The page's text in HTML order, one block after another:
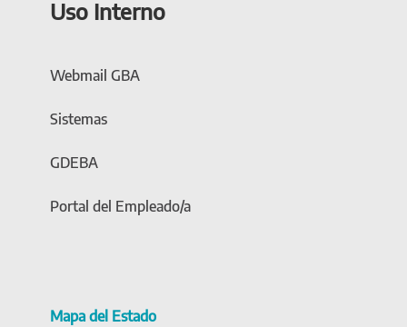
Uso Interno
Webmail GBA
Sistemas
GDEBA
Portal del Empleado/a
Mapa del Estado